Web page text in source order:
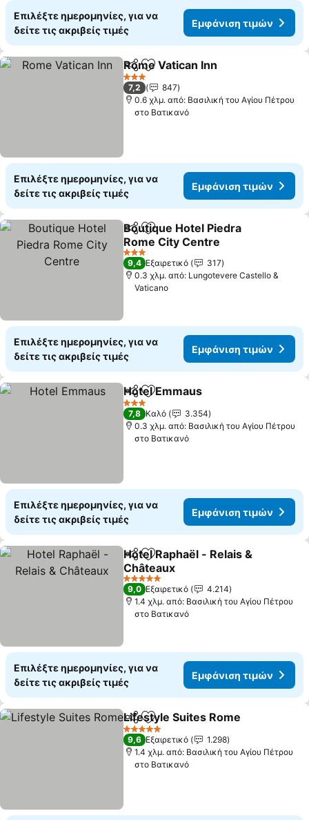
Επιλέξτε ημερομηνίες, για να
δείτε τις ακριβείς τιμές
Εμφάνιση τιμών
Κοινοποίηση
Προσθήκη στα αγαπημένα
Rome Vatican Inn
3 Αστέρια
7,2
847
0.6 χλμ. από: Βασιλική του Αγίου Πέτρου
στο Βατικανό
Επιλέξτε ημερομηνίες, για να
δείτε τις ακριβείς τιμές
Εμφάνιση τιμών
Κοινοποίηση
Προσθήκη στα αγαπημένα
Boutique Hotel Piedra
Rome City Centre
Εμφάνιση τιμών
3 Αστέρια
9,4 Εξαιρετικό
317
0.3 χλμ. από: Lungotevere Castello &
Vaticano
Επιλέξτε ημερομηνίες, για να
δείτε τις ακριβείς τιμές
Εμφάνιση τιμών
Κοινοποίηση
Προσθήκη στα αγαπημένα
Hotel Emmaus
3 Αστέρια
7,8 Καλό
3.354
0.3 χλμ. από: Βασιλική του Αγίου Πέτρου
στο Βατικανό
Επιλέξτε ημερομηνίες, για να
δείτε τις ακριβείς τιμές
Εμφάνιση τιμών
Κοινοποίηση
Προσθήκη στα αγαπημένα
Hotel Raphaël - Relais &
Châteaux
Εμφάνιση τιμών
5 Αστέρια
9,0 Εξαιρετικό
4.214
1.4 χλμ. από: Βασιλική του Αγίου Πέτρου
στο Βατικανό
Επιλέξτε ημερομηνίες, για να
δείτε τις ακριβείς τιμές
Εμφάνιση τιμών
Κοινοποίηση
Προσθήκη στα αγαπημένα
Lifestyle Suites Rome
5 Αστέρια
9,6 Εξαιρετικό
1.298
1.4 χλμ. από: Βασιλική του Αγίου Πέτρου
στο Βατικανό